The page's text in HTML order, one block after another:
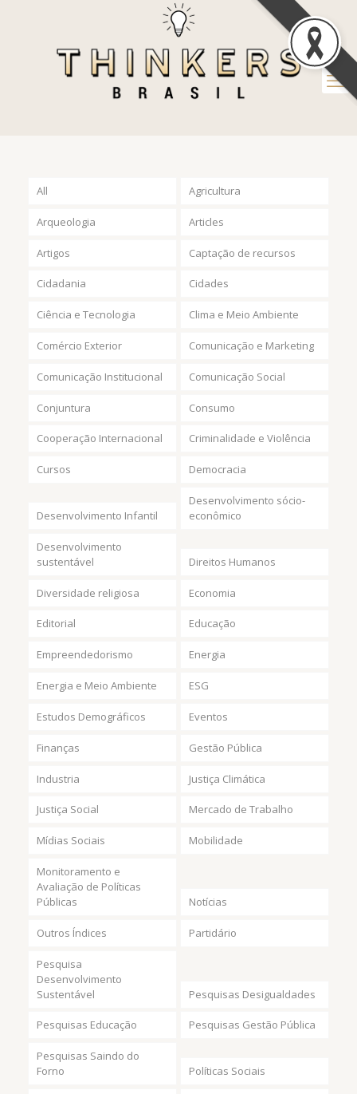
All Agricultura
Arqueologia Articles
Artigos Captação de recursos
Cidadania Cidades
Ciência e Tecnologia Clima e Meio Ambiente
Comércio Exterior Comunicação e Marketing
Comunicação Institucional Comunicação Social
Conjuntura Consumo
Cooperação Internacional Criminalidade e Violência
Cursos Democracia
Desenvolvimento Infantil
Desenvolvimento sócio-
econômico
Desenvolvimento
sustentável
Direitos Humanos
Diversidade religiosa Economia
Editorial Educação
Empreendedorismo Energia
Energia e Meio Ambiente ESG
Estudos Demográficos Eventos
Finanças Gestão Pública
Industria Justiça Climática
Justiça Social Mercado de Trabalho
Mídias Sociais Mobilidade
Monitoramento e
Avaliação de Políticas
Públicas
Notícias
Outros Índices Partidário
Pesquisa
Desenvolvimento
Sustentável
Pesquisas Desigualdades
Pesquisas Educação Pesquisas Gestão Pública
Pesquisas Saindo do
Forno
Políticas Sociais